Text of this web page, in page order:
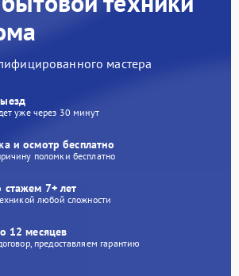
мастера
уже через 30 минут
и осмотр бесплатно
поломки бесплатно
стажем 7+ лет
любой сложности
12 месяцев
предоставляем гарантию